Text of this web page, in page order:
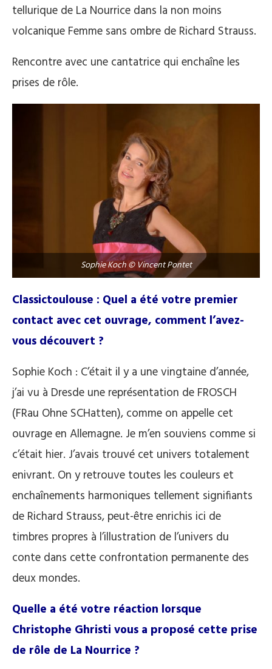
tellurique de La Nourrice dans la non moins
volcanique Femme sans ombre de Richard Strauss.
Rencontre avec une cantatrice qui enchaîne les
prises de rôle.
Sophie Koch © Vincent Pontet
Classictoulouse : Quel a été votre premier
contact avec cet ouvrage, comment l’avez-
vous découvert ?
Sophie Koch : C’était il y a une vingtaine d’année,
j’ai vu à Dresde une représentation de FROSCH
(FRau Ohne SCHatten), comme on appelle cet
ouvrage en Allemagne. Je m’en souviens comme si
c’était hier. J’avais trouvé cet univers totalement
enivrant. On y retrouve toutes les couleurs et
enchaînements harmoniques tellement signifiants
de Richard Strauss, peut-être enrichis ici de
timbres propres à l’illustration de l’univers du
conte dans cette confrontation permanente des
deux mondes.
Quelle a été votre réaction lorsque
Christophe Ghristi vous a proposé cette prise
de rôle de La Nourrice ?